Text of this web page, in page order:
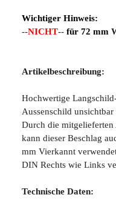
Wichtiger Hinweis:
--NICHT-- für 72 mm
Artikelbeschreibung:
Hochwertige
Aussenschild
Durch die
kann dieser Beschlag
mm Vierkannt
DIN Rechts wie Links
Technische Daten: